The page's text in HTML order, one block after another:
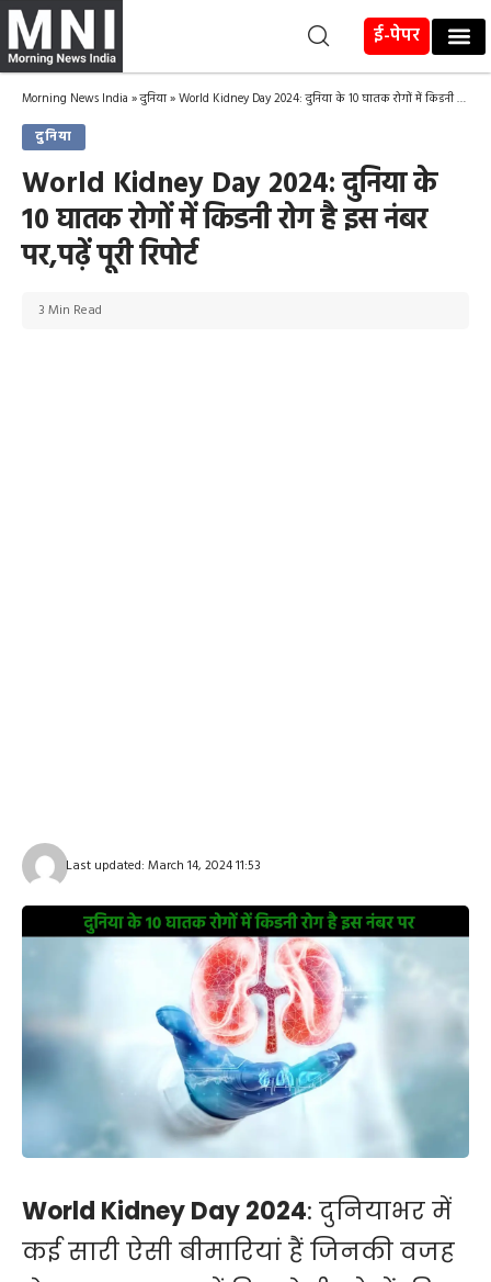
ई-पेपर
Morning News India »दुनिया»World Kidney Day 2024: दुनिया के 10 घातक रोगों में किडनी रोग है इस नंबर पर,पढ़ें पूरी रिपोर्ट
दुनिया
World Kidney Day 2024: दुनिया के
10 घातक रोगों में किडनी रोग है इस नंबर
पर,पढ़ें पूरी रिपोर्ट
Last updated: March 14, 2024 11:53
3 Min Read
World Kidney Day 2024: दुनियाभर में
कई सारी ऐसी बीमारियां हैं जिनकी वजह